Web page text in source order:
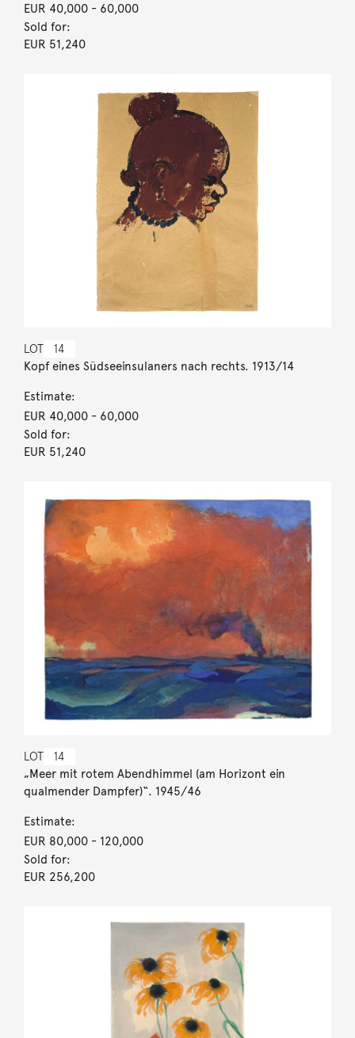
EUR 40,000- 60,000
Sold for:
EUR 51,240
LOT 14
Kopf eines Südseeinsulaners nach rechts. 1913/14
Estimate:
EUR 40,000- 60,000
Sold for:
EUR 51,240
LOT 14
„Meer mit rotem Abendhimmel (am Horizont ein
qualmender Dampfer)“. 1945/46
Estimate:
EUR 80,000- 120,000
Sold for:
EUR 256,200